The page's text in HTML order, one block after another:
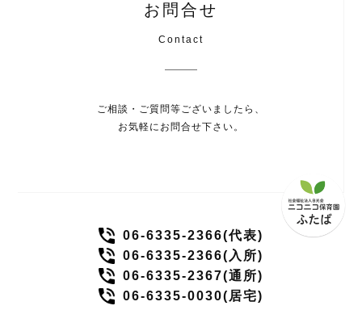
お問合せ
Contact
ご相談・ご質問等ございましたら、
お気軽にお問合せ下さい。
06-6335-2366(代表)
06-6335-2366(入所)
06-6335-2367(通所)
06-6335-0030(居宅)